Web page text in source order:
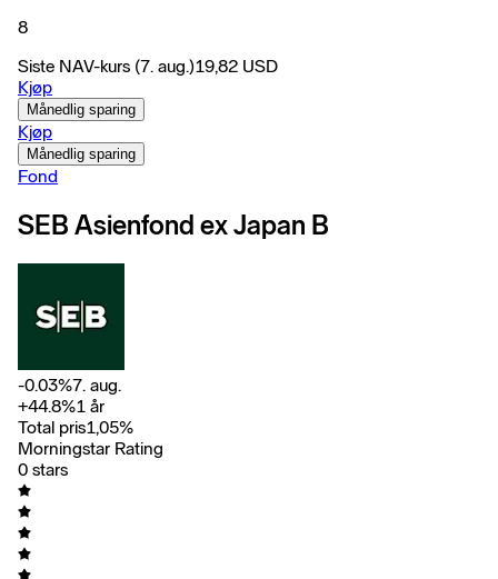
8
Siste NAV-kurs (7. aug.)19,82 USD
Kjøp
Månedlig sparing
Kjøp
Månedlig sparing
Fond
SEB Asienfond ex Japan B
-0.03%7. aug.
+44.8%1 år
Total pris1,05%
Morningstar Rating
0 stars